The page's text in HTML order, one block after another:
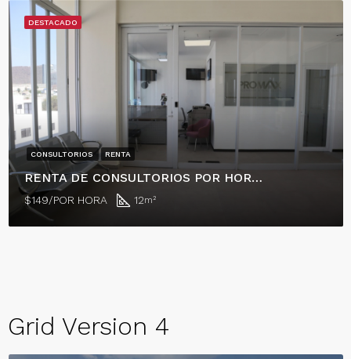
CONSULTORIOS RENTA
RENTA DE CONSULTORIOS POR HORA, RESIDENCIAL EL REFUGIO
$149/POR HORA 12m²
DESTACADO
Grid Version 4